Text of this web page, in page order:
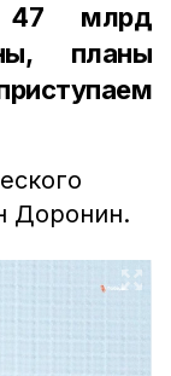
47 млрд
планы
Доронин.